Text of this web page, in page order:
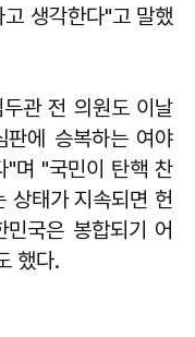
생각한다"고 말했
관 전 의원도 이날
판에 승복하는 여야
"며 "국민이 탄핵 찬
상태가 지속되면 헌
국은 봉합되기 어
했다.